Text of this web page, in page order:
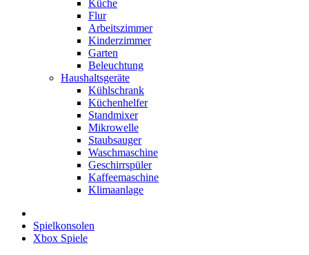
Küche
Flur
Arbeitszimmer
Kinderzimmer
Garten
Beleuchtung
Haushaltsgeräte
Kühlschrank
Küchenhelfer
Standmixer
Mikrowelle
Staubsauger
Waschmaschine
Geschirrspüler
Kaffeemaschine
Klimaanlage
Spielkonsolen
Xbox Spiele